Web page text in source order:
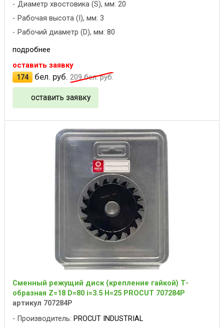
Диаметр хвостовика (S), мм: 20
Рабочая высота (I), мм: 3
Рабочий диаметр (D), мм: 80
подробнее
оставить заявку
174
бел. руб. 209бел. руб.
оставить заявку
Сменный режущий диск (крепление гайкой) Т-
образная Z=18 D=80 i=3.5 H=25 PROCUT 707284P
артикул 707284P
Производитель: PROCUT INDUSTRIAL